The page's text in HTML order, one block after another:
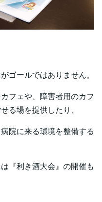
ゴールではありません。
フェや、障害者用のカフ
る場を提供したり、
院に来る環境を整備する
『利き酒大会』の開催も